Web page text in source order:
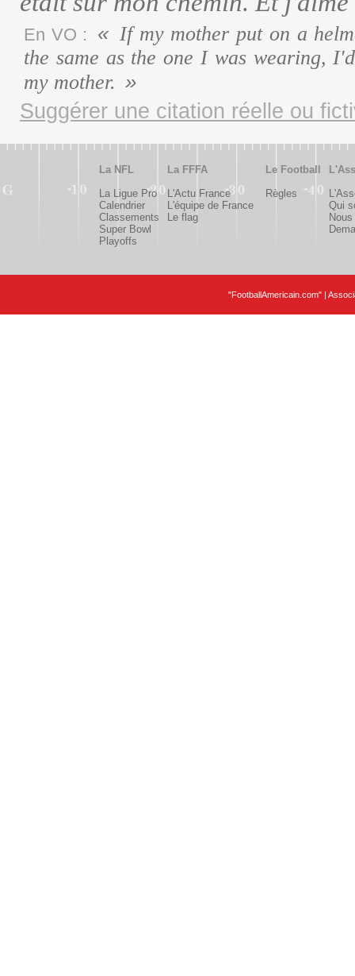
En VO :
If my mother put on a
the same as the one I was wearing,
my mother.
Suggérer une citation réelle ou
La NFL
La Ligue Pro
Calendrier
Classements
Super Bowl
Playoffs
La FFFA
L'Actu France
L'équipe de France
Le flag
Le Football
Règles
Qui
"FootballAmericain.com" |